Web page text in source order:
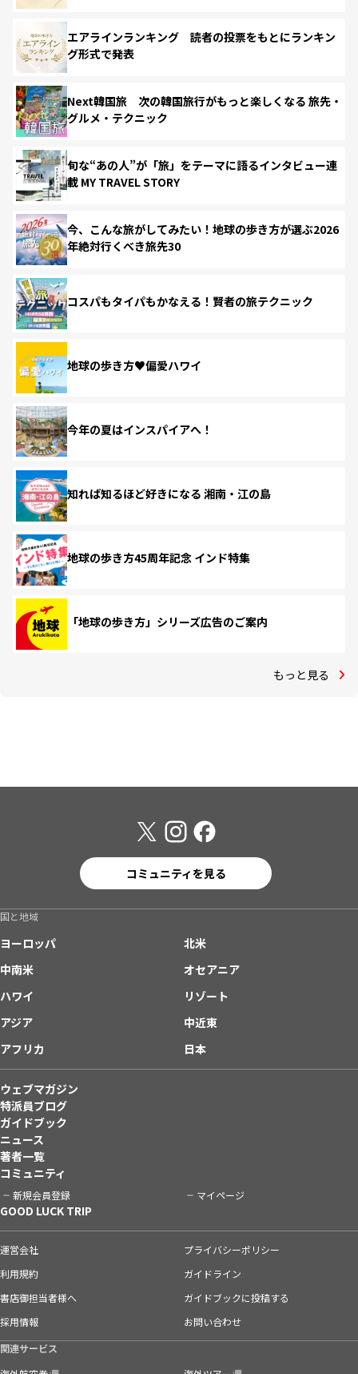
エアラインランキング 読者の投票をもとにランキン
グ形式で発表
Next韓国旅 次の韓国旅行がもっと楽しくなる 旅先・
グルメ・テクニック
旬な“あの人”が「旅」をテーマに語るインタビュー連
載 MY TRAVEL STORY
今、こんな旅がしてみたい！地球の歩き方が選ぶ2026
年絶対行くべき旅先30
コスパもタイパもかなえる！賢者の旅テクニック
地球の歩き方♥偏愛ハワイ
今年の夏はインスパイアへ！
知れば知るほど好きになる 湘南・江の島
地球の歩き方45周年記念 インド特集
「地球の歩き方」シリーズ広告のご案内
もっと見る
コミュニティを見る
国と地域
ヨーロッパ
北米
中南米
オセアニア
ハワイ
リゾート
アジア
中近東
アフリカ
日本
ウェブマガジン
特派員ブログ
ガイドブック
ニュース
著者一覧
コミュニティ
新規会員登録 マイページ
GOOD LUCK TRIP
運営会社
プライバシーポリシー
利用規約
ガイドライン
書店御担当者様へ
ガイドブックに投稿する
採用情報
お問い合わせ
関連サービス